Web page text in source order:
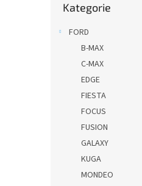
kategorie
Kategorie
FORD
B-MAX
C-MAX
EDGE
FIESTA
FOCUS
FUSION
GALAXY
KUGA
MONDEO